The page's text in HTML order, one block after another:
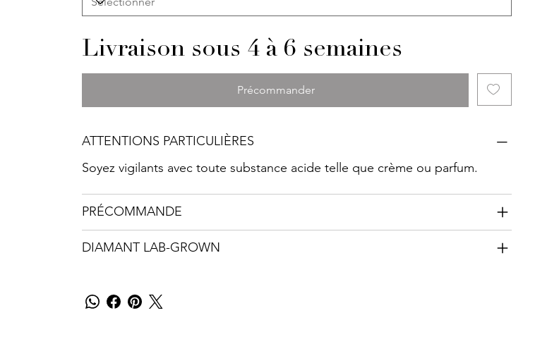
Livraison sous 4 à 6 semaines
Précommander
ATTENTIONS PARTICULIÈRES
Soyez vigilants avec toute substance acide telle que crème ou parfum.
PRÉCOMMANDE
DIAMANT LAB-GROWN